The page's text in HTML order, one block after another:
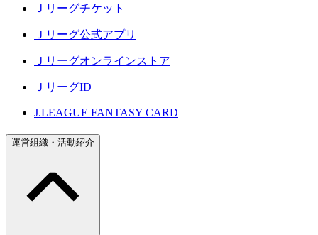
Ｊリーグチケット
Ｊリーグ公式アプリ
Ｊリーグオンラインストア
ＪリーグID
J.LEAGUE FANTASY CARD
運営組織・活動紹介